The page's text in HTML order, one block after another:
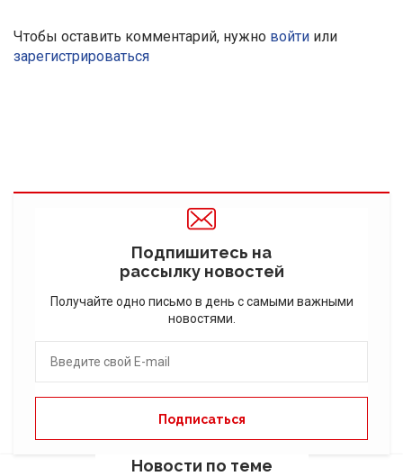
Чтобы оставить комментарий, нужно войти или
зарегистрироваться
Подпишитесь на
рассылку новостей
Получайте одно письмо в день с самыми важными
новостями.
Новости по теме